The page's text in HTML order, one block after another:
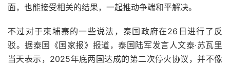
面，也能接受相关的结果，一起推动争端和平解决。
不过对于柬埔寨的一些说法，泰国政府在26日进行了反
驳。据泰国《国家报》报道，泰国陆军发言人文泰·苏瓦里
当天表示，2025年底两国达成的第二次停火协议，并不像